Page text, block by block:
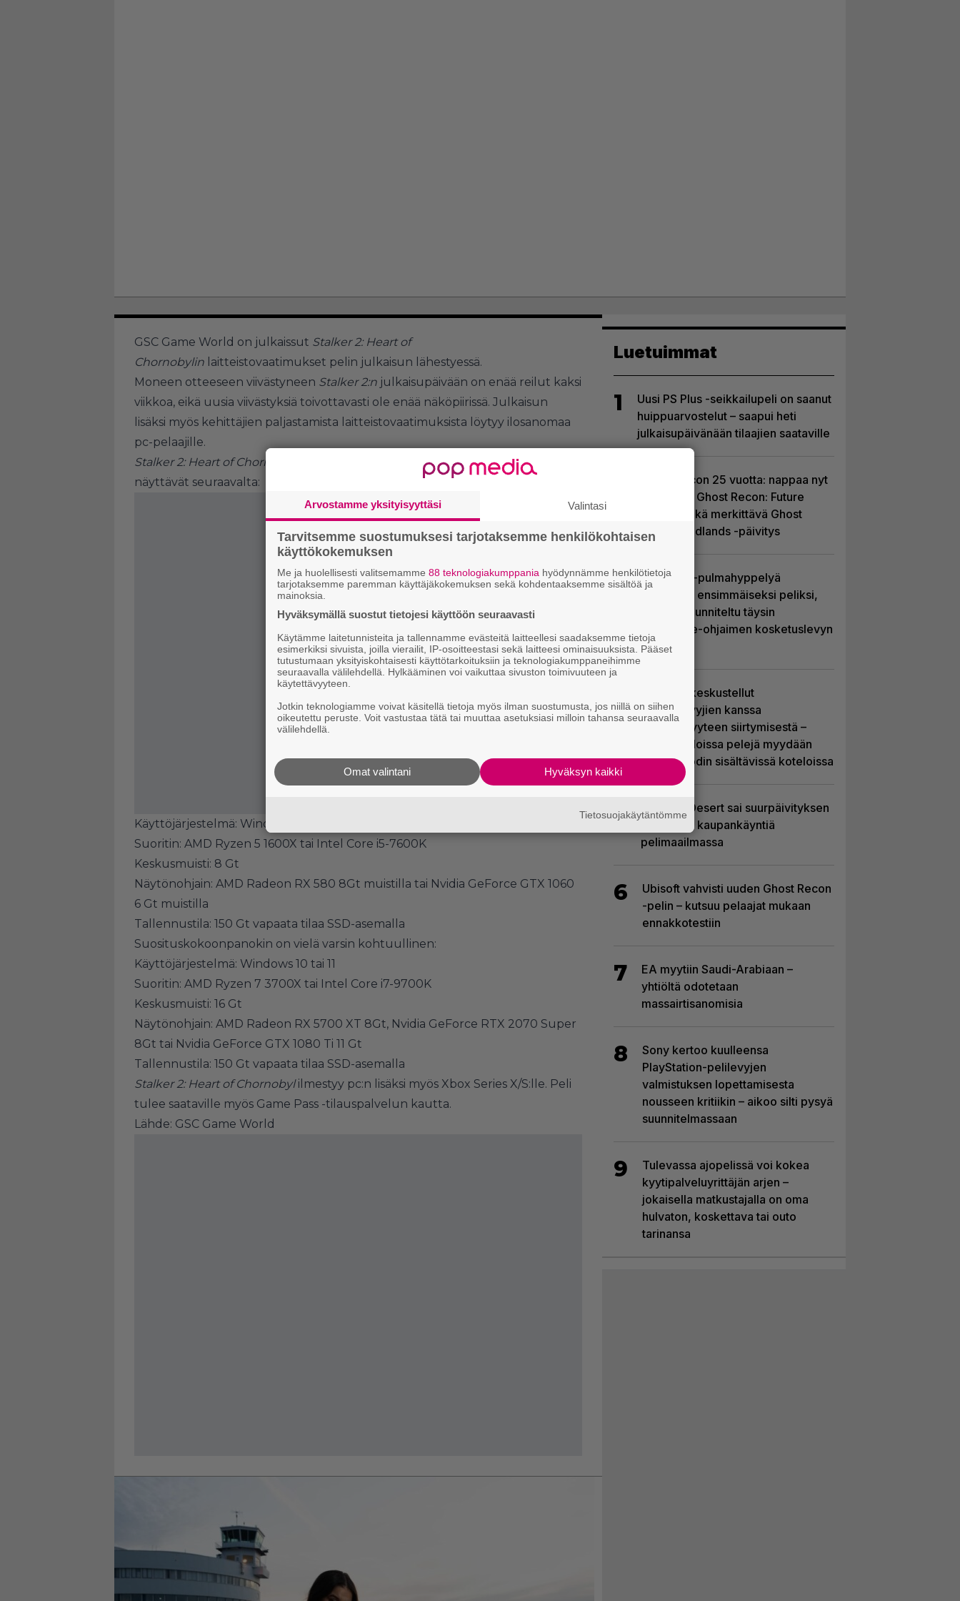
GSC Game World on julkaissut Stalker 2: Heart of
Chornobylin laitteistovaatimukset pelin julkaisun lähestyessä.
Moneen otteeseen viivästyneen Stalker 2:n julkaisupäivään on enää reilut kaksi
viikkoa, eikä uusia viivästyksiä toivottavasti ole enää näköpiirissä. Julkaisun
lisäksi myös kehittäjien paljastamista laitteistovaatimuksista löytyy ilosanomaa
pc-pelaajille.
Stalker 2: Heart of Chornobylin
varsin maltilliset minimilaitteistovaatimukset
näyttävät seuraavalta:
Käyttöjärjestelmä: Windows 10 tai 11
Suoritin: AMD Ryzen 5 1600X tai Intel Core i5-7600K
Keskusmuisti: 8 Gt
Näytönohjain: AMD Radeon RX 580 8Gt muistilla tai Nvidia GeForce GTX 1060
6 Gt muistilla
Tallennustila: 150 Gt vapaata tilaa SSD-asemalla
Suosituskokoonpanokin on vielä varsin kohtuullinen:
Käyttöjärjestelmä: Windows 10 tai 11
Suoritin: AMD Ryzen 7 3700X tai Intel Core i7-9700K
Keskusmuisti: 16 Gt
Näytönohjain: AMD Radeon RX 5700 XT 8Gt, Nvidia GeForce RTX 2070 Super
8Gt tai Nvidia GeForce GTX 1080 Ti 11 Gt
Tallennustila: 150 Gt vapaata tilaa SSD-asemalla
Stalker 2: Heart of Chornobylilmestyy pc:n lisäksi myös Xbox Series X/S:lle. Peli
tulee saataville myös Game Pass -tilauspalvelun kautta.
Lähde: GSC Game World
Luetuimmat
1
Uusi PS Plus -seikkailupeli on saanut
huippuarvostelut – saapui heti
julkaisupäivänään tilaajien saataville
Ghost Recon 25 vuotta: nappaa nyt
ilmaiseksi Ghost Recon: Future
Soldier sekä merkittävä Ghost
Recon Wildlands -päivitys
3
Uutta PS5-pulmahyppelyä
kuvaillaan ensimmäiseksi peliksi,
joka on suunniteltu täysin
DualSense-ohjaimen kosketuslevyn
ympärille
4
Sony on keskustellut
jälleenmyyjien kanssa
levyttömyyteen siirtymisestä –
Yhdysvalloissa pelejä myydään
latauskoodin sisältävissä koteloissa
5
Crimson Desert sai suurpäivityksen
– uudistaa kaupankäyntiä
pelimaailmassa
6
Ubisoft vahvisti uuden Ghost Recon
-pelin – kutsuu pelaajat mukaan
ennakkotestiin
7
EA myytiin Saudi-Arabiaan –
yhtiöltä odotetaan
massairtisanomisia
8
Sony kertoo kuulleensa
PlayStation-pelilevyjen
valmistuksen lopettamisesta
nousseen kritiikin – aikoo silti pysyä
suunnitelmassaan
9
Tulevassa ajopelissä voi kokea
kyytipalveluyrittäjän arjen –
jokaisella matkustajalla on oma
hulvaton, koskettava tai outo
tarinansa
Arvostamme yksityisyyttäsi Valintasi
Tarvitsemme suostumuksesi tarjotaksemme henkilökohtaisen
käyttökokemuksen
Me ja huolellisesti valitsemamme 88 teknologiakumppania hyödynnämme henkilötietoja
tarjotaksemme paremman käyttäjäkokemuksen sekä kohdentaaksemme sisältöä ja
mainoksia.
Hyväksymällä suostut tietojesi käyttöön seuraavasti
Käytämme laitetunnisteita ja tallennamme evästeitä laitteellesi saadaksemme tietoja
esimerkiksi sivuista, joilla vierailit, IP-osoitteestasi sekä laitteesi ominaisuuksista. Pääset
tutustumaan yksityiskohtaisesti käyttötarkoituksiin ja teknologiakumppaneihimme
seuraavalla välilehdellä. Hylkääminen voi vaikuttaa sivuston toimivuuteen ja
käytettävyyteen.
Jotkin teknologiamme voivat käsitellä tietoja myös ilman suostumusta, jos niillä on siihen
oikeutettu peruste. Voit vastustaa tätä tai muuttaa asetuksiasi milloin tahansa seuraavalla
välilehdellä.
Hyväksyn kaikki
Omat valintani
Tietosuojakäytäntömme